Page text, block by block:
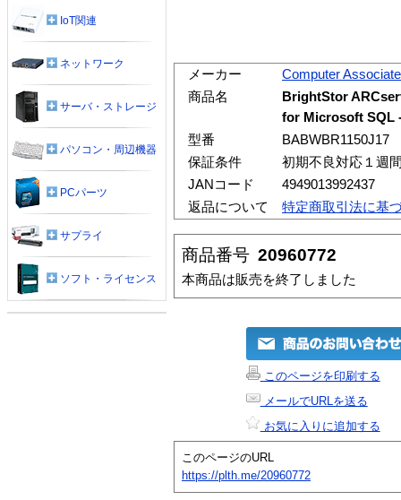
メーカー
Computer
商品名
BrightStor
for Microsoft SQL
型番
BABWBR1150J17
保証条件
初期不良対応１週
JANコード
4949013992437
返品について
特定商取引法に基
商品番号 20960772
本商品は販売を終了しました
このページを印刷する
メールでURLを送る
お気に入りに追加する
このページのURL
https://plth.me/20960772
IoT関連
ネットワーク
サーバ・ストレージ
パソコン・周辺機器
PCパーツ
サプライ
ソフト・ライセンス